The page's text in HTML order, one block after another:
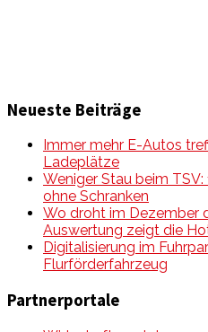
Neueste Beiträge
Immer mehr E-Autos
Ladeplätze
Weniger Stau beim
ohne Schranken
Wo droht im Dezember
Auswertung zeigt die
Digitalisierung im
Flurförderfahrzeug
Partnerportale